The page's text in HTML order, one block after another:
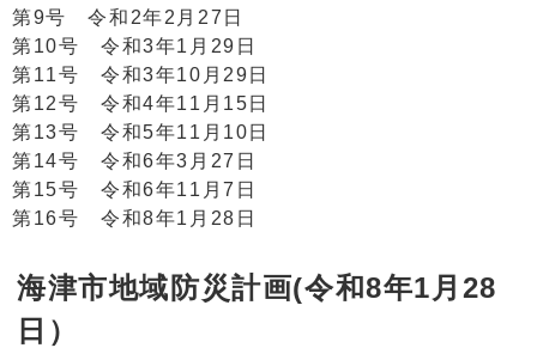
第9号 令和2年2月27日
第10号 令和3年1月29日
第11号 令和3年10月29日
第12号 令和4年11月15日
第13号 令和5年11月10日
第14号 令和6年3月27日
第15号 令和6年11月7日
第16号 令和8年1月28日
海津市地域防災計画(令和8年1月28
日）